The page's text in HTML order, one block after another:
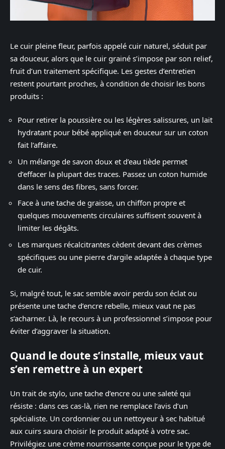
Le cuir pleine fleur, parfois appelé cuir naturel, séduit par
sa douceur, alors que le cuir grainé s’impose par son relief,
fruit d’un traitement spécifique. Les gestes d’entretien
restent pourtant proches, à condition de choisir les bons
produits :
Pour retirer la poussière ou les légères salissures, un lait
hydratant pour bébé appliqué en douceur sur un coton
fait l’affaire.
Un mélange de savon doux et d’eau tiède permet
d’effacer la plupart des traces. Passez un coton humide
dans le sens des fibres, sans forcer.
Face à une tache de graisse, un chiffon propre et
quelques mouvements circulaires suffisent souvent à
limiter les dégâts.
Les marques récalcitrantes cèdent devant des crèmes
spécifiques ou une pierre d’argile adaptée à chaque type
de cuir.
Si, malgré tout, le sac semble avoir perdu son éclat ou
présente une tache d’encre rebelle, mieux vaut ne pas
s’acharner. Là, le recours à un professionnel s’impose pour
éviter d’aggraver la situation.
Quand le doute s’installe, mieux vaut
s’en remettre à un expert
Un trait de stylo, une tache d’encre ou une saleté qui
résiste : dans ces cas-là, rien ne remplace l’avis d’un
spécialiste. Un cordonnier ou un nettoyeur à sec habitué
aux cuirs saura choisir le produit adapté à votre sac.
Privilégiez une crème nourrissante conçue pour le type de